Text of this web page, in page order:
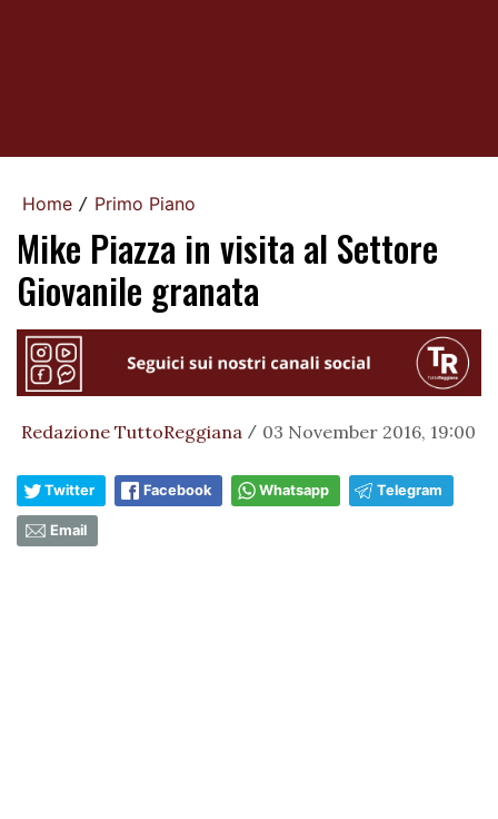
Home / Primo Piano
Mike Piazza in visita al Settore
Giovanile granata
Redazione TuttoReggiana / 03 November 2016, 19:00
Twitter Facebook Whatsapp Telegram
Email